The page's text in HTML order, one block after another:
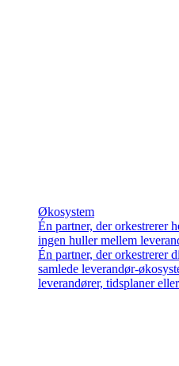
Økosystem
Én partner, der orkestrerer
ingen huller mellem
Én partner, der orkestrerer
samlede leverandør-
leverandører, tidsplaner